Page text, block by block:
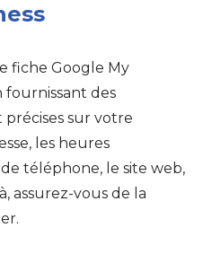
fiche Google My
fournissant des
sur votre
les heures
téléphone, le site web,
assurez-vous de la